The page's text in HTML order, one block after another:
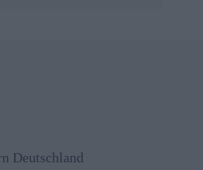
Deutschland